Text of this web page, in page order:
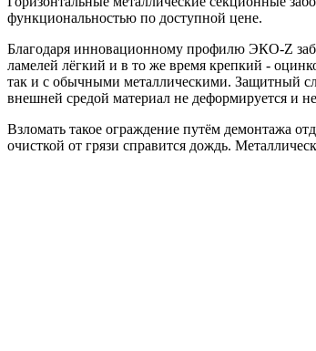
функциональностью по доступной цене.
Благодаря инновационному профилю ЭКО-Z
ламелей лёгкий и в то же время крепкий -
так и с обычными металлическими. Защитный
внешней средой материал не деформируется и
Взломать такое ограждение путём демонтажа
очисткой от грязи справится дождь.